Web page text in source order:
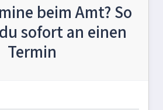
beim Amt? So
sofort an einen
Termin